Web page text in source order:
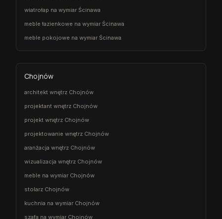
wiatrołap na wymiar Ścinawa
meble łazienkowe na wymiar Ścinawa
meble pokojowe na wymiar Ścinawa
Chojnów
architekt wnętrz Chojnów
projektant wnętrz Chojnów
projekt wnętrz Chojnów
projektowanie wnętrz Chojnów
aranżacja wnętrz Chojnów
wizualizacja wnętrz Chojnów
meble na wymiar Chojnów
stolarz Chojnów
kuchnia na wymiar Chojnów
szafa na wymiar Chojnów